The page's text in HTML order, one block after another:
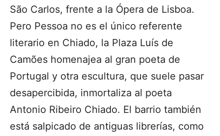
São Carlos, frente a la Ópera de Lisboa.
Pero Pessoa no es el único referente
literario en Chiado, la Plaza Luís de
Camões homenajea al gran poeta de
Portugal y otra escultura, que suele pasar
desapercibida, inmortaliza al poeta
Antonio Ribeiro Chiado. El barrio también
está salpicado de antiguas librerías, como